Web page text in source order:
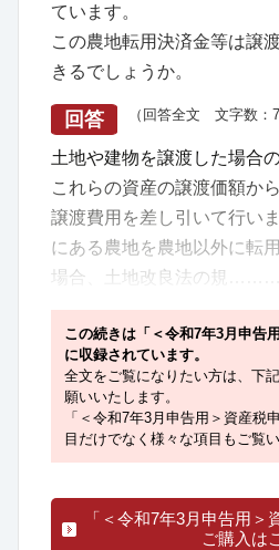
ています。
この農地転用決済金等は譲
きるでしょうか。
回答 （回答全文 文字数：
土地や建物を譲渡した場合
これらの資産の譲渡価額か
譲渡費用を差し引いて行い
にある農地を農地以外に転
場合、土地改良法の規
この続きは「＜令和7年3月申告
に収録されています。
全文をご覧になりたい方は、下
願いいたします。
「＜令和7年3月申告用＞資産税
目だけでなく様々な項目もご覧
「＜令和7年3月申告用＞
ご購入は